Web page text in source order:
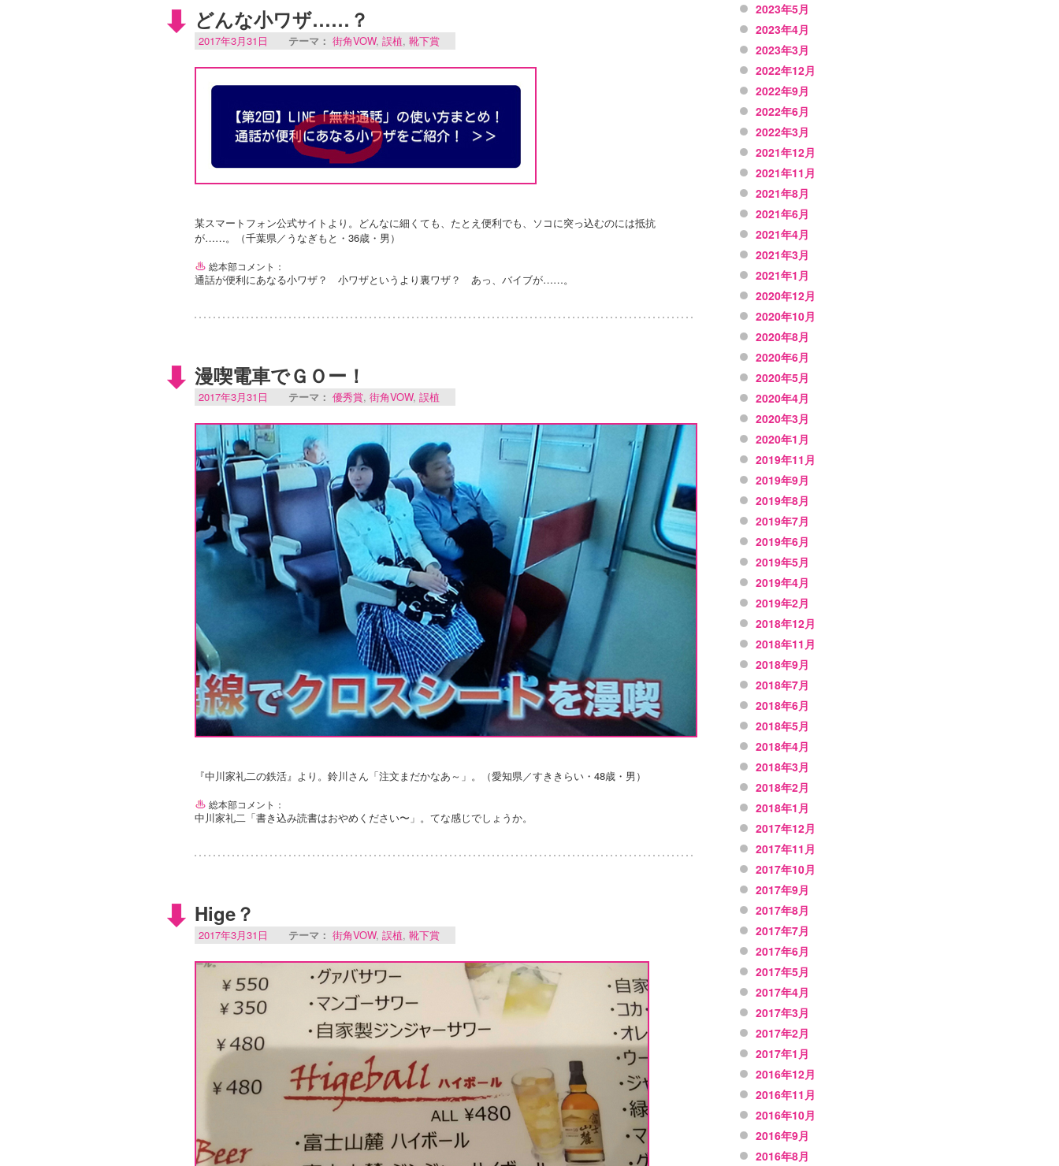
どんな小ワザ……？
2017年3月31日 テーマ： 街角VOW, 誤植, 靴下賞
某スマートフォン公式サイトより。どんなに細くても、たとえ便利でも、ソコに突っ込むのには抵抗
が……。（千葉県／うなぎもと・36歳・男）
総本部コメント：
通話が便利にあなる小ワザ？ 小ワザというより裏ワザ？ あっ、バイブが……。
漫喫電車でＧＯー！
2017年3月31日 テーマ： 優秀賞, 街角VOW, 誤植
『中川家礼二の鉄活』より。鈴川さん「注文まだかなあ～」。（愛知県／すききらい・48歳・男）
総本部コメント：
中川家礼二「書き込み読書はおやめください〜」。てな感じでしょうか。
Hige？
2017年3月31日 テーマ： 街角VOW, 誤植, 靴下賞
2023年5月
2023年4月
2023年3月
2022年12月
2022年9月
2022年6月
2022年3月
2021年12月
2021年11月
2021年8月
2021年6月
2021年4月
2021年3月
2021年1月
2020年12月
2020年10月
2020年8月
2020年6月
2020年5月
2020年4月
2020年3月
2020年1月
2019年11月
2019年9月
2019年8月
2019年7月
2019年6月
2019年5月
2019年4月
2019年2月
2018年12月
2018年11月
2018年9月
2018年7月
2018年6月
2018年5月
2018年4月
2018年3月
2018年2月
2018年1月
2017年12月
2017年11月
2017年10月
2017年9月
2017年8月
2017年7月
2017年6月
2017年5月
2017年4月
2017年3月
2017年2月
2017年1月
2016年12月
2016年11月
2016年10月
2016年9月
2016年8月